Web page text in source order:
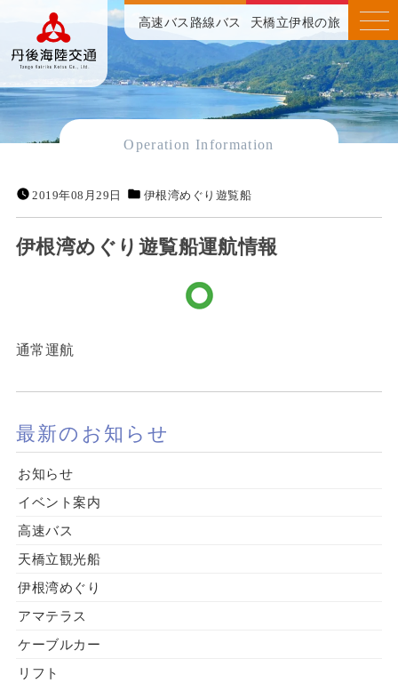
高速バス 路線バス 天橋立伊根の旅
Operation Information
2019年08月29日 伊根湾めぐり遊覧船
伊根湾めぐり遊覧船運航情報
通常運航
最新のお知らせ
お知らせ
イベント案内
高速バス
天橋立観光船
伊根湾めぐり
アマテラス
ケーブルカー
リフト